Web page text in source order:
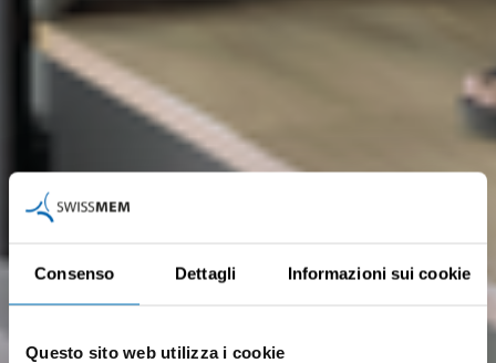
Consenso Dettagli Informazioni sui cookie
Questo sito web utilizza i cookie